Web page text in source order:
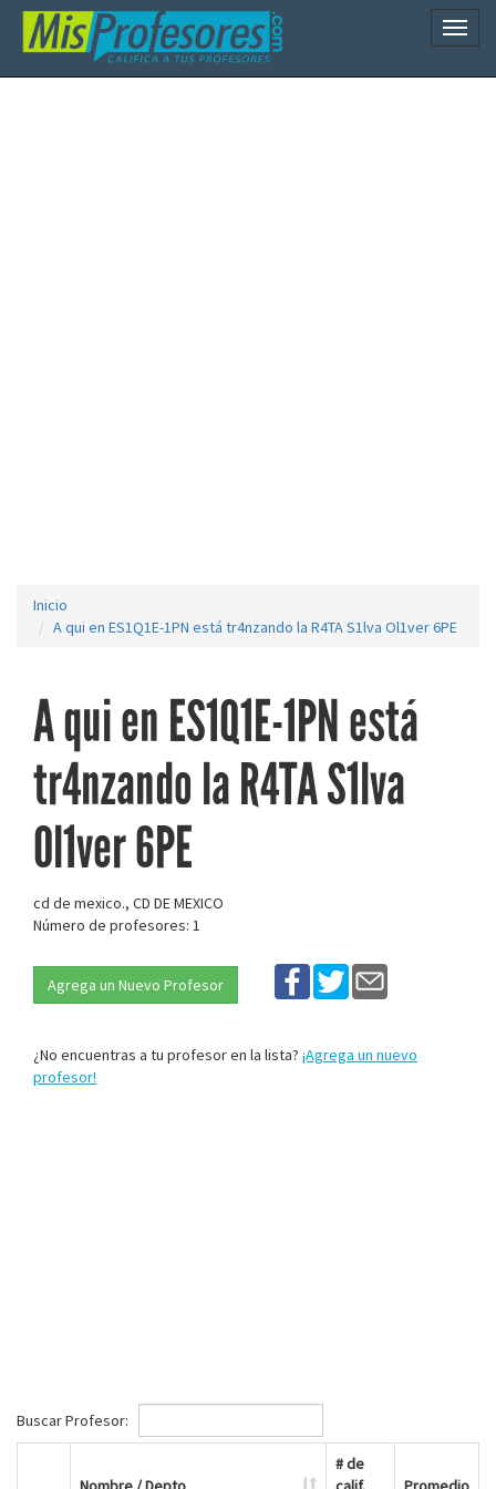
Inicio
A qui en ES1Q1E-1PN está tr4nzando la R4TA S1lva Ol1ver 6PE
A qui en ES1Q1E-1PN está
tr4nzando la R4TA S1lva
Ol1ver 6PE
cd de mexico., CD DE MEXICO
Número de profesores: 1
Agrega un Nuevo Profesor
¿No encuentras a tu profesor en la lista? ¡Agrega un nuevo
profesor!
Buscar Profesor:
# de